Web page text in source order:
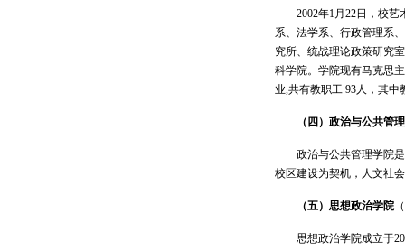
2002年1月22日，校
系、法学系、行政管理系
究所、统战理论政策研究
科学院。学院现有马克思
业,共有教职工 93人，其中
（四）政治与公共管
政治与公共管理学院
校区建设为契机，人文社
（五）思想政治学院
思想政治学院成立于